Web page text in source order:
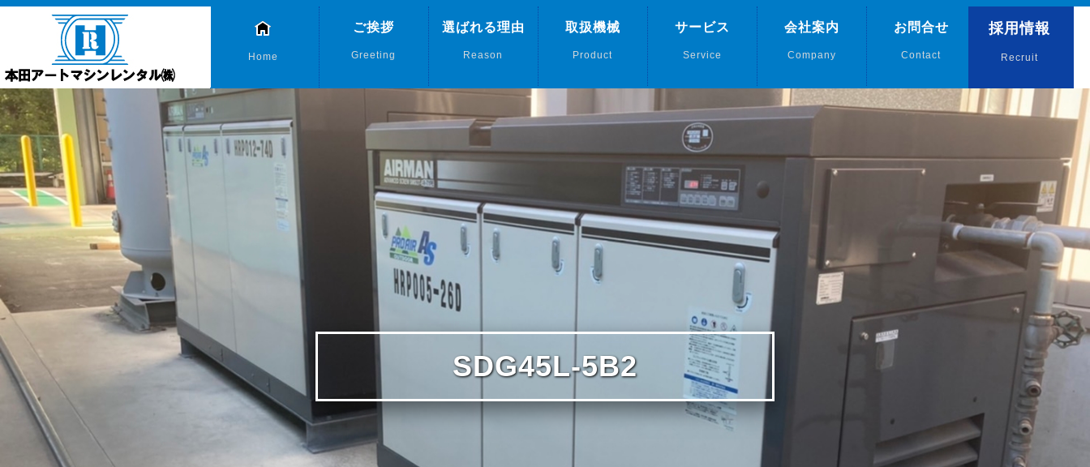
Home
ご挨拶
Greeting
選ばれる理由
Reason
取扱機械
Product
サービス
Service
会社案内
Company
お問合せ
Contact
採用情報
Recruit
SDG45L-5B2